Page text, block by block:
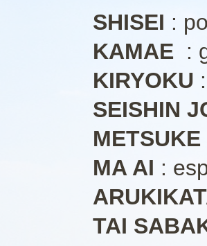
SHISEI :
KAMAE
:
KIRYOKU
SEISHIN
METSUKE
MA AI :
TAI